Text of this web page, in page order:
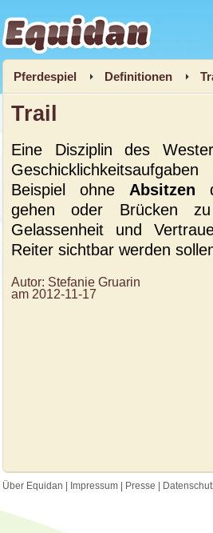
Equidan
Pferdespiel Definitionen
Trail
Eine Disziplin des We
Beispiel ohne Absitzen
gehen oder Brücken
Gelassenheit und
Reiter sichtbar werden
Autor: Stefanie Gruarin
am 2012-11-17
Über Equidan Impressum Presse